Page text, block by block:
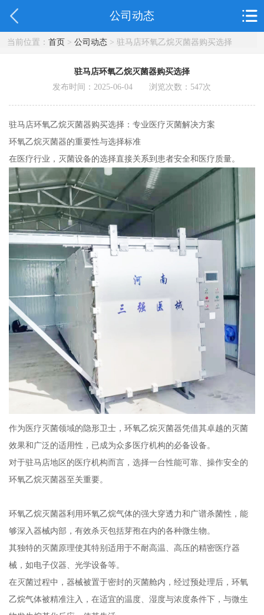
公司动态
当前位置： 首页> 公司动态> 驻马店环氧乙烷灭菌器购买选择
驻马店环氧乙烷灭菌器购买选择
发布时间：2025-06-04 浏览次数： 547次
驻马店环氧乙烷灭菌器购买选择：专业医疗灭菌解决方案
环氧乙烷灭菌器的重要性与选择标准
在医疗行业，灭菌设备的选择直接关系到患者安全和医疗质量。
作为医疗灭菌领域的隐形卫士，环氧乙烷灭菌器凭借其卓越的灭菌
效果和广泛的适用性，已成为众多医疗机构的必备设备。
对于驻马店地区的医疗机构而言，选择一台性能可靠、操作安全的
环氧乙烷灭菌器至关重要。
环氧乙烷灭菌器利用环氧乙烷气体的强大穿透力和广谱杀菌性，能
够深入器械内部，有效杀灭包括芽孢在内的各种微生物。
其独特的灭菌原理使其特别适用于不耐高温、高压的精密医疗器
械，如电子仪器、光学设备等。
在灭菌过程中，器械被置于密封的灭菌舱内，经过预处理后，环氧
乙烷气体被精准注入，在适宜的温度、湿度与浓度条件下，与微生